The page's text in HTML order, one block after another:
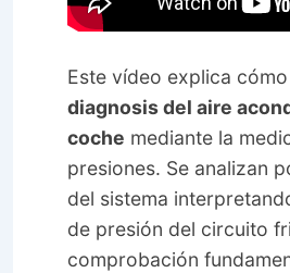
Este vídeo explica
diagnosis del aire
coche mediante la
presiones. Se analizan
del sistema
de presión del circuito
comprobación